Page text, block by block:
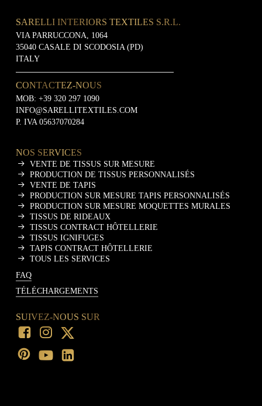
SARELLI INTERIORS TEXTILES S.R.L.
VIA PARRUCCONA, 1064
35040 CASALE DI SCODOSIA (PD)
ITALY
CONTACTEZ-NOUS
MOB: +39 320 297 1090
INFO@SARELLITEXTILES.COM
P. IVA 05637070284
NOS SERVICES
VENTE DE TISSUS SUR MESURE
PRODUCTION DE TISSUS PERSONNALISÉS
VENTE DE TAPIS
PRODUCTION SUR MESURE TAPIS PERSONNALISÉS
PRODUCTION SUR MESURE MOQUETTES MURALES
TISSUS DE RIDEAUX
TISSUS CONTRACT HÔTELLERIE
TISSUS IGNIFUGES
TAPIS CONTRACT HÔTELLERIE
TOUS LES SERVICES
FAQ
TÉLÉCHARGEMENTS
SUIVEZ-NOUS SUR